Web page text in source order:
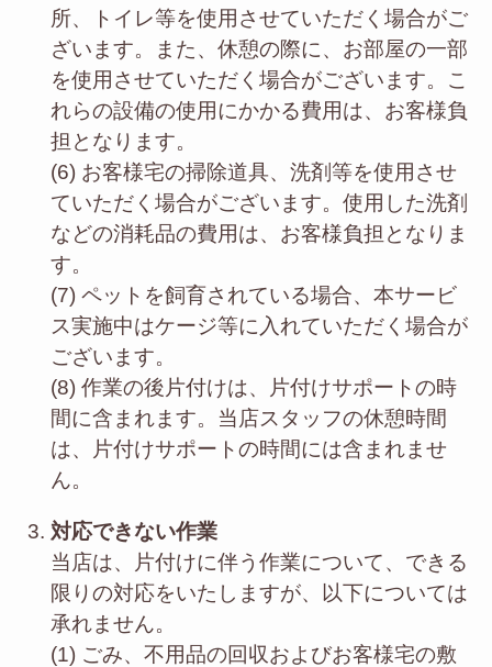
所、トイレ等を使用させていただく場合がご
ざいます。また、休憩の際に、お部屋の一部
を使用させていただく場合がございます。こ
れらの設備の使用にかかる費用は、お客様負
担となります。
(6) お客様宅の掃除道具、洗剤等を使用させ
ていただく場合がございます。使用した洗剤
などの消耗品の費用は、お客様負担となりま
す。
(7) ペットを飼育されている場合、本サービ
ス実施中はケージ等に入れていただく場合が
ございます。
(8) 作業の後片付けは、片付けサポートの時
間に含まれます。当店スタッフの休憩時間
は、片付けサポートの時間には含まれませ
ん。
対応できない作業
当店は、片付けに伴う作業について、できる
限りの対応をいたしますが、以下については
承れません。
(1) ごみ、不用品の回収およびお客様宅の敷